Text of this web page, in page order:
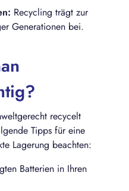
Recycling trägt zur
Generationen bei.
recycelt
Tipps für eine
Lagerung beachten:
Batterien in Ihren